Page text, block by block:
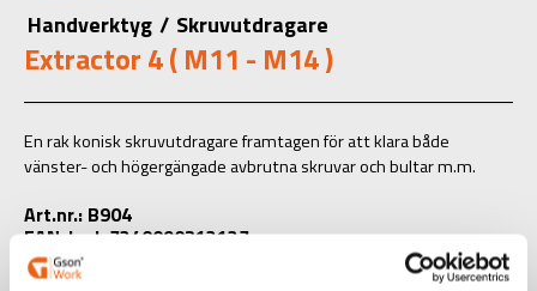
Handverktyg / Skruvutdragare
Extractor 4 ( M11 - M14 )
En rak konisk skruvutdragare framtagen för att klara både
vänster- och högergängade avbrutna skruvar och bultar m.m.
Art.nr.: B904
EAN-kod: 7340090213137